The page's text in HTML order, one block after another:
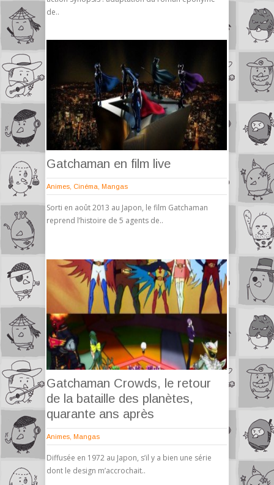
de..
Gatchaman en film live
Animes Cinéma Mangas
Sorti en août 2013 au Japon, le film Gatchaman
reprend l’histoire de 5 agents de..
Gatchaman Crowds, le retour
de la bataille des planètes,
quarante ans après
Animes Mangas
Diffusée en 1972 au Japon, s’il y a bien une série
dont le design m’accrochait..